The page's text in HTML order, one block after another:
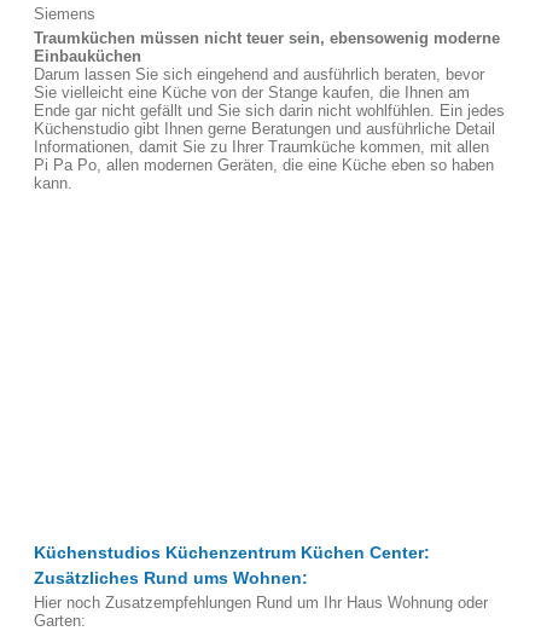
Siemens
Traumküchen müssen nicht teuer sein, ebensowenig moderne
Einbauküchen
Darum lassen Sie sich eingehend and ausführlich beraten, bevor
Sie vielleicht eine Küche von der Stange kaufen, die Ihnen am
Ende gar nicht gefällt und Sie sich darin nicht wohlfühlen. Ein jedes
Küchenstudio gibt Ihnen gerne Beratungen und ausführliche Detail
Informationen, damit Sie zu Ihrer Traumküche kommen, mit allen
Pi Pa Po, allen modernen Geräten, die eine Küche eben so haben
kann.
Küchenstudios Küchenzentrum Küchen Center:
Zusätzliches Rund ums Wohnen:
Hier noch Zusatzempfehlungen Rund um Ihr Haus Wohnung oder
Garten: